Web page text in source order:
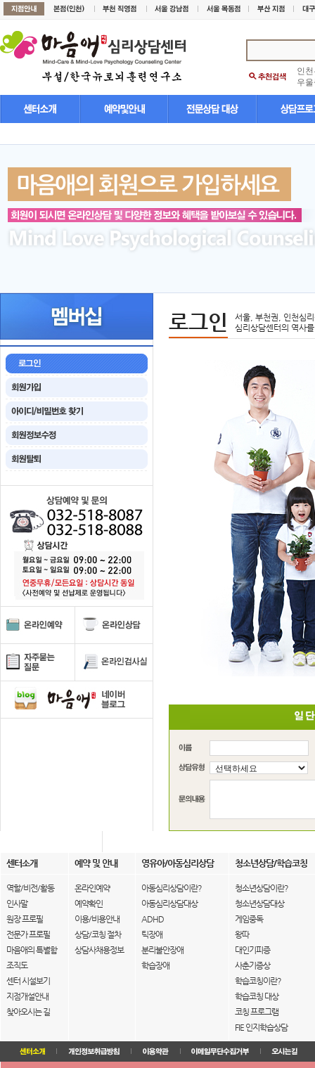
인
우
로그인
서울, 부천권, 인천심
심리상담센터의 역사
센터소개 예약 및 안내 영유아/아동심리상담 청소년상담/학습코칭
역할/비전/활동
인사말
원장 프로필
전문가 프로필
마음애의 특별함
조직도
센터 시설보기
지점개설안내
찾아오시는 길
온라인예약
예약확인
이용/비용안내
상담/코칭 절차
상담사채용정보
아동심리상담이란?
아동심리상담대상
ADHD
틱장애
분리불안장애
학습장애
청소년상담이란?
청소년상담대상
게임중독
왕따
대인기피증
사춘기증상
학습코칭이란?
학습코칭 대상
코칭 프로그램
FIE 인지학습상담